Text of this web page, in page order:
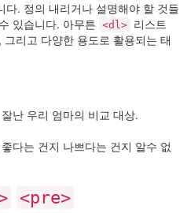
. 정의 내리거나 설명해야 할 것들
있습니다. 아무튼 <dl> 리스트
리고 다양한 용도로 활용되는 태
난 우리 엄마의 비교 대상.
다는 건지 나쁘다는 건지 알수 없
<pre>